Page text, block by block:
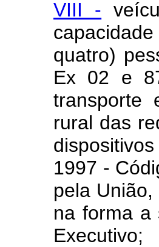
VIII -
quatro)
Ex 02 e
transporte
rural das
1997 -
pela
na forma a
Executivo;